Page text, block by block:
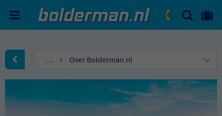
ma. - vr.: 09:00 - 17:30
ZOEKEN
naar Homepagina … Over Bolderman.nl